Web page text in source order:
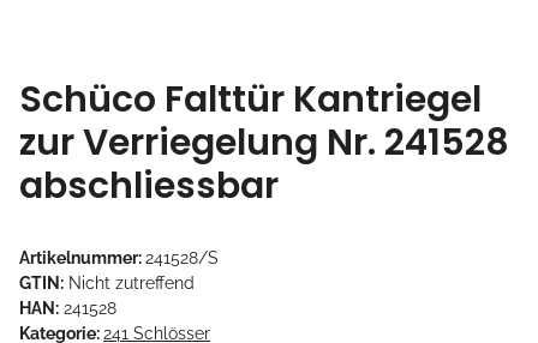
Schüco Falttür Kantriegel
zur Verriegelung Nr. 241528
abschliessbar
Artikelnummer:241528/S
GTIN: Nicht zutreffend
HAN: 241528
Kategorie:241 Schlösser